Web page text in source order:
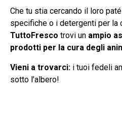
Che tu stia cercando il loro
specifiche o i detergenti per la
TuttoFresco trovi un ampio
prodotti per la cura degli
Vieni a trovarci: i tuoi fedeli
sotto l’albero!